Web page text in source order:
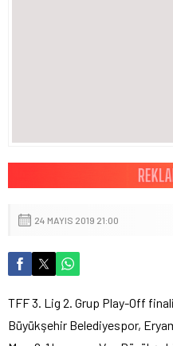
24 MAYIS 2019 21:00
TFF 3. Lig 2. Grup Play-Off
Büyükşehir Belediyespor,